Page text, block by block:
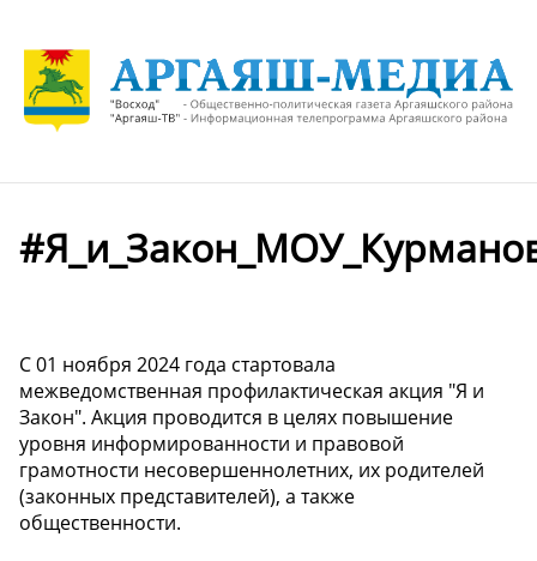
С 01 ноября 2024 года стартовала
межведомственная профилактическая акция "Я и
Закон". Акция проводится в целях повышение
уровня информированности и правовой
грамотности несовершеннолетних, их родителей
(законных представителей), а также
общественности.